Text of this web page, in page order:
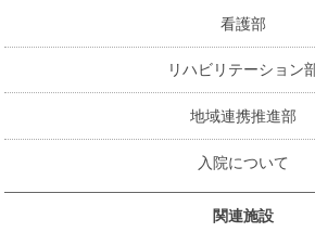
看護部
リハビリテーション
地域連携推進部
入院について
関連施設